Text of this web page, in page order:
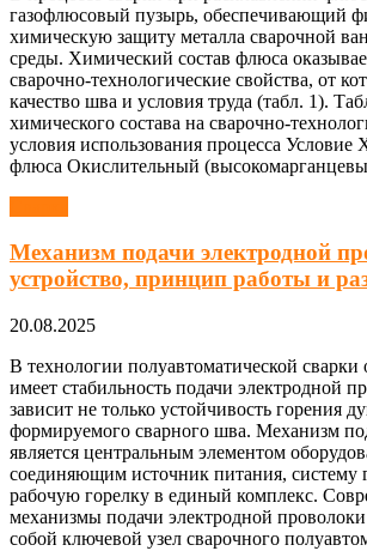
газофлюсовый пузырь, обеспечивающий
химическую защиту металла сварочной
среды. Химический состав флюса
сварочно-технологические свойства, от
качество шва и условия труда (табл. 1).
химического состава на сварочно-
условия использования процесса Условие
флюса Окислительный
Механизм подачи электродной
устройство, принцип работы и
20.08.2025
В технологии полуавтоматической сварки
имеет стабильность подачи электродной
зависит не только устойчивость горения
формируемого сварного шва. Механизм
является центральным элементом
соединяющим источник питания, систему
рабочую горелку в единый комплекс.
механизмы подачи электродной
собой ключевой узел сварочного